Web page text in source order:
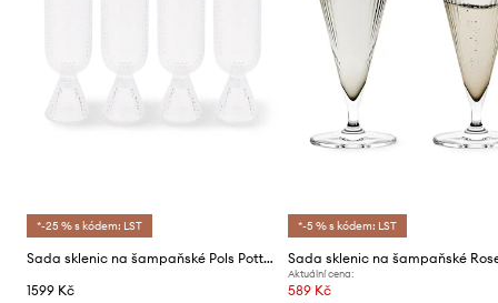
*-25 % s kódem: LST
Sada sklenic na šampaňské Pols Potten Rooftop 220 ml 4-pack
1599 Kč
*-5 % s kódem: LST
Aktuální cena:
589 Kč